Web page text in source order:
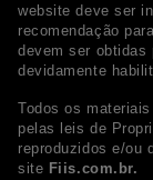
website deve ser
recomendação
devem ser
devidamente
Todos os
pelas leis de
reproduzidos e/ou
site Fiis.com.br.